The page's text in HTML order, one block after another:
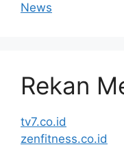
News
Rekan
tv7.co.id
zenfitness.co.id